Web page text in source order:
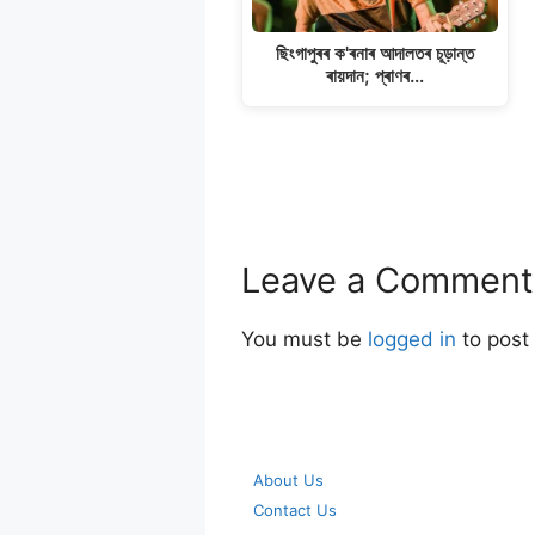
ছিংগাপুৰৰ ক'ৰনাৰ আদালতৰ চূড়ান্ত
ৰায়দান; প্ৰাণৰ…
Leave a Comment
You must be logged in to post
About Us
Contact Us